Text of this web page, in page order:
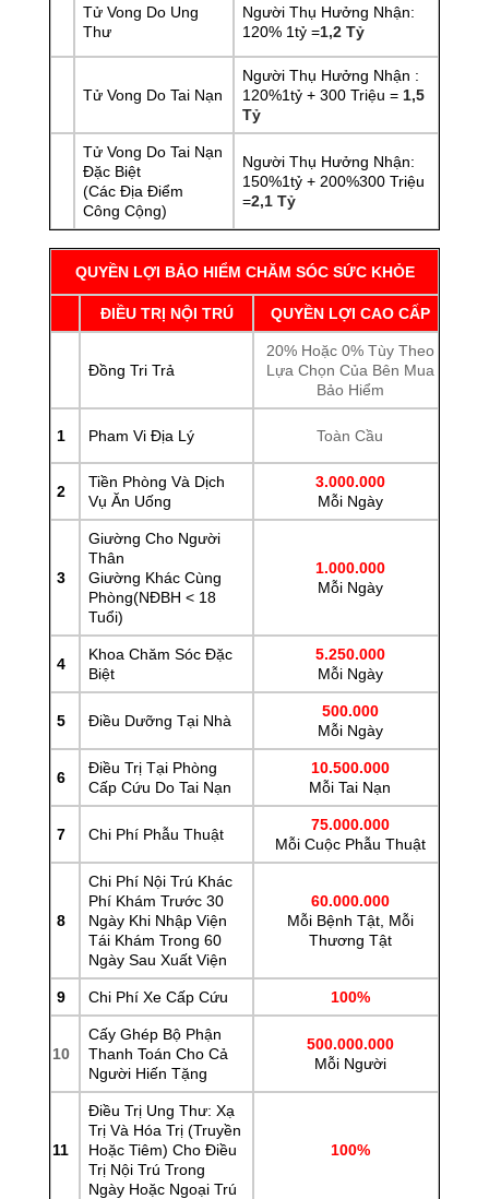
Tử Vong Do Ung
Thư
Người Thụ Hưởng Nhận:
120% 1tỷ =1,2 Tỷ
Tử Vong Do Tai Nạn
Người Thụ Hưởng Nhận :
120%1tỷ + 300 Triệu = 1,5
Tỷ
Tử Vong Do Tai Nạn
Đặc Biệt
(Các Địa Điểm
Công Cộng)
Người Thụ Hưởng Nhận:
150%1tỷ + 200%300 Triệu
=2,1 Tỷ
QUYỀN LỢI BẢO HIỂM CHĂM SÓC SỨC KHỎE
ĐIỀU TRỊ NỘI TRÚ QUYỀN LỢI CAO CẤP
Đồng Tri Trả
20% Hoặc 0% Tùy Theo
Lựa Chọn Của Bên Mua
Bảo Hiểm
1 Pham Vi Địa Lý Toàn Cầu
2
Tiền Phòng Và Dịch
Vụ Ăn Uống
3.000.000
Mỗi Ngày
3
Giường Cho Người
Thân
Giường Khác Cùng
Phòng(NĐBH < 18
Tuổi)
1.000.000
Mỗi Ngày
4
Khoa Chăm Sóc Đặc
Biệt
5.250.000
Mỗi Ngày
5 Điều Dưỡng Tại Nhà
500.000
Mỗi Ngày
6
Điều Trị Tại Phòng
Cấp Cứu Do Tai Nạn
10.500.000
Mỗi Tai Nạn
7 Chi Phí Phẫu Thuật
75.000.000
Mỗi Cuộc Phẫu Thuật
8
Chi Phí Nội Trú Khác
Phí Khám Trước 30
Ngày Khi Nhập Viện
Tái Khám Trong 60
Ngày Sau Xuất Viện
60.000.000
Mỗi Bệnh Tật, Mỗi
Thương Tật
9 Chi Phí Xe Cấp Cứu 100%
10
Cấy Ghép Bộ Phận
Thanh Toán Cho Cả
Người Hiến Tặng
500.000.000
Mỗi Người
11
Điều Trị Ung Thư: Xạ
Trị Và Hóa Trị (truyền
Hoặc Tiêm) Cho Điều
Trị Nội Trú Trong
Ngày Hoặc Ngoại Trú
100%